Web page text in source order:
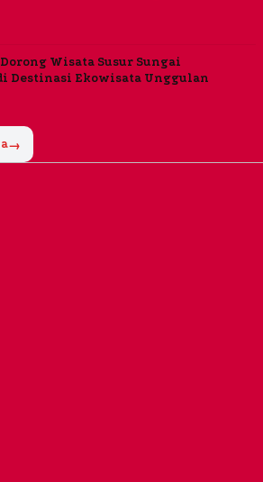
Wisata Susur Sungai
Destinasi Ekowisata Unggulan
→